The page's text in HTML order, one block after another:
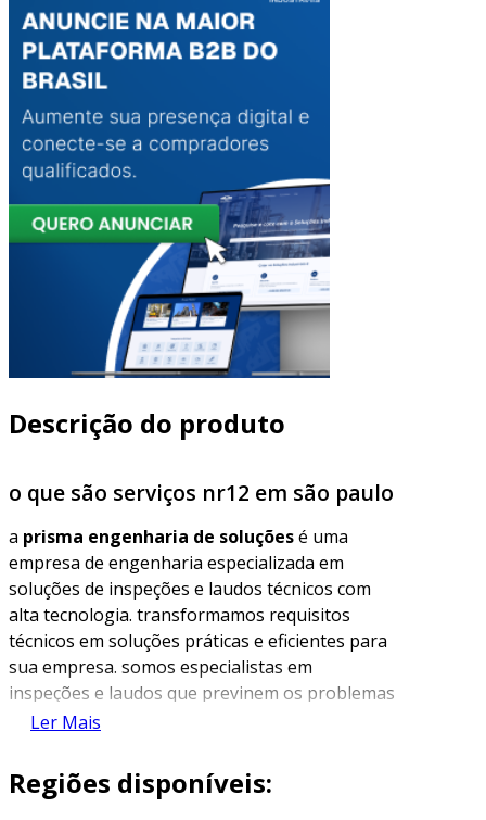
Descrição do produto
o que são serviços nr12 em são paulo
a prisma engenharia de soluçõesé uma
empresa de engenharia especializada em
soluções de inspeções e laudos técnicos com
alta tecnologia. transformamos requisitos
técnicos em soluções práticas e eficientes para
sua empresa. somos especialistas em
inspeções e laudos que previnem os problemas
antes que eles aconteçam, garantindo a
nosso serviço de laudo nr-12 oferece uma
Ler Mais
Regiões disponíveis: